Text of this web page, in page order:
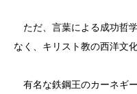
ただ、言葉による成功哲
なく、キリスト教の西洋文
有名な鉄鋼王のカーネギ